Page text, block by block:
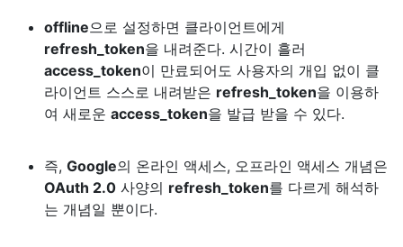
offline으로 설정하면 클라이언트에게
refresh_token을 내려준다. 시간이 흘러
access_token이 만료되어도 사용자의 개입 없이 클
라이언트 스스로 내려받은 refresh_token을 이용하
여 새로운 access_token을 발급 받을 수 있다.
즉, Google의 온라인 액세스, 오프라인 액세스 개념은
OAuth 2.0 사양의 refresh_token를 다르게 해석하
는 개념일 뿐이다.